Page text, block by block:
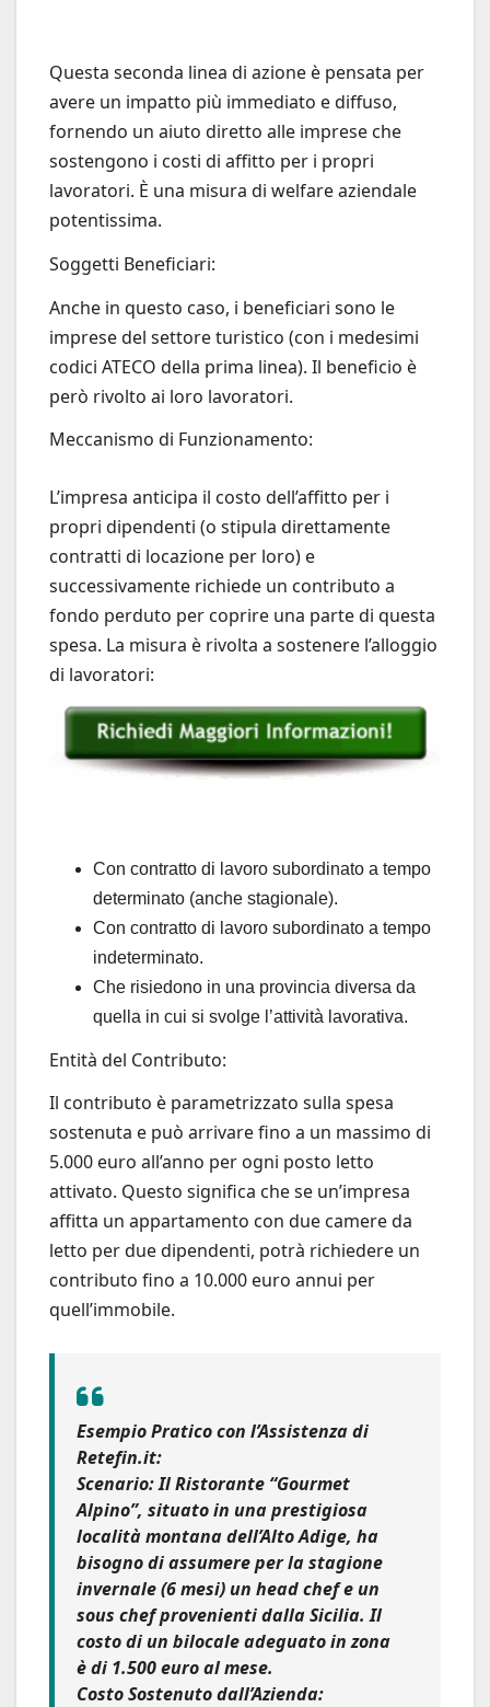
Questa seconda linea di azione è pensata per
avere un impatto più immediato e diffuso,
fornendo un aiuto diretto alle imprese che
sostengono i costi di affitto per i propri
lavoratori. È una misura di welfare aziendale
potentissima.
Soggetti Beneficiari:
Anche in questo caso, i beneficiari sono le
imprese del settore turistico (con i medesimi
codici ATECO della prima linea). Il beneficio è
però rivolto ai loro lavoratori.
Meccanismo di Funzionamento:
L’impresa anticipa il costo dell’affitto per i
propri dipendenti (o stipula direttamente
contratti di locazione per loro) e
successivamente richiede un contributo a
fondo perduto per coprire una parte di questa
spesa. La misura è rivolta a sostenere l’alloggio
di lavoratori:
Con contratto di lavoro subordinato a tempo
determinato (anche stagionale).
Con contratto di lavoro subordinato a tempo
indeterminato.
Che risiedono in una provincia diversa da
quella in cui si svolge l’attività lavorativa.
Entità del Contributo:
Il contributo è parametrizzato sulla spesa
sostenuta e può arrivare fino a un massimo di
5.000 euro all’anno per ogni posto letto
attivato. Questo significa che se un’impresa
affitta un appartamento con due camere da
letto per due dipendenti, potrà richiedere un
contributo fino a 10.000 euro annui per
quell’immobile.
Esempio Pratico con l’Assistenza di
Retefin.it:
Scenario:Il Ristorante “Gourmet
Alpino”, situato in una prestigiosa
località montana dell’Alto Adige, ha
bisogno di assumere per la stagione
invernale (6 mesi) un head chef e un
sous chef provenienti dalla Sicilia. Il
costo di un bilocale adeguato in zona
è di 1.500 euro al mese.
Costo Sostenuto dall’Azienda: